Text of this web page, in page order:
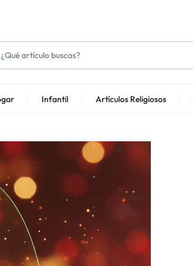
Infantil Artículos Religiosos